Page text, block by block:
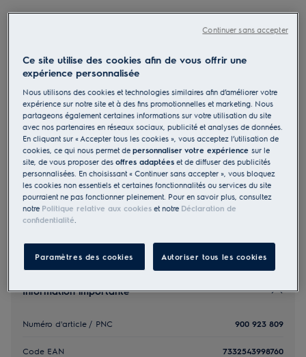
ZE191
Accessoire brush rolls pour
Electrolux 800 Wet&Dry
0 (0)
29.00 CHF
PVR incl. IVA en CHF (excl. CAR)
Information importante
Numéro d'article / PNC 900 923 809
Code EAN 7332543998760
Ce site utilise des cookies afin de vous offrir une
expérience personnalisée
Nous utilisons des cookies et technologies similaires afin d’améliorer votre
expérience sur notre site et à des fins promotionnelles et marketing. Nous
partageons également certaines informations sur votre utilisation du site
avec nos partenaires en réseaux sociaux, publicité et analyses de données.
En cliquant sur « Accepter tous les cookies », vous acceptez l’utilisation de
cookies, ce qui nous permet depersonnaliser votre expériencesur le
site, de vous proposer desoffres adaptées et de diffuser des publicités
personnalisées. En choisissant « Continuer sans accepter », vous bloquez
les cookies non essentiels et certaines fonctionnalités ou services du site
pourraient ne pas fonctionner pleinement. Pour en savoir plus, consultez
notre Politique relative aux cookies et notre Déclaration de
confidentialité.
Paramètres des cookies Autoriser tous les cookies
Continuer sans accepter